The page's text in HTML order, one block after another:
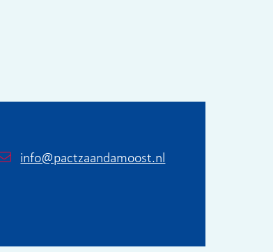
info@pactzaandamoost.nl